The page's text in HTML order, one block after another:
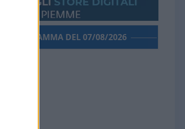
PORROGRAMMA DEL 07/08/2026